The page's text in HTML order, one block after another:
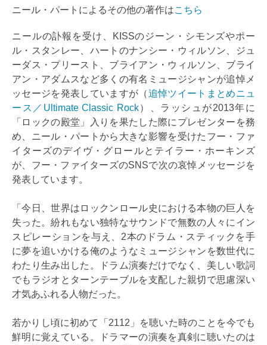
ニール・パートによるその他の著作はこちら
ニールの訃報を受け、KISSのジーン・シモンズやポー
ル・スタンレー、ハートのナンシー・ウィルソン、ジュ
ーダス・プリースト、ブライアン・ウィルソン、ブライ
アン・アダムスなど多くの有名ミュージシャンが追悼メ
ッセージを発表していますが（追悼ツイートまとめニュ
ース／Ultimate Classic Rock）、ラッシュが2013年に
「ロックの殿堂」入りを果たした際にプレゼンターを務
め、ニール・パートから大きな影響を受けたフー・ファ
イターズのデイヴ・グロールとテイラー・ホーキンズ
が、フー・ファイターズのSNSで次の哀悼メッセージを
発表しています。
「今日、世界はロックンロール史における本物の巨人を
失った。紛れもない独特なサウンドで無数の人々にイン
スピレーションを与え、2本のドラム・スティックを手
に夢を追いかける俺のようなミュージシャンを数世代に
わたり生み出した。ドラム演奏だけでなく、美しい歌詞
でもラジオとターンテーブルを支配した親切で思慮深い
才気あふれる人物だった。
若かりし頃に初めて「2112」を聴いた時のことを今でも
鮮明に覚えている。ドラマーの演奏を真剣に聴いたのは